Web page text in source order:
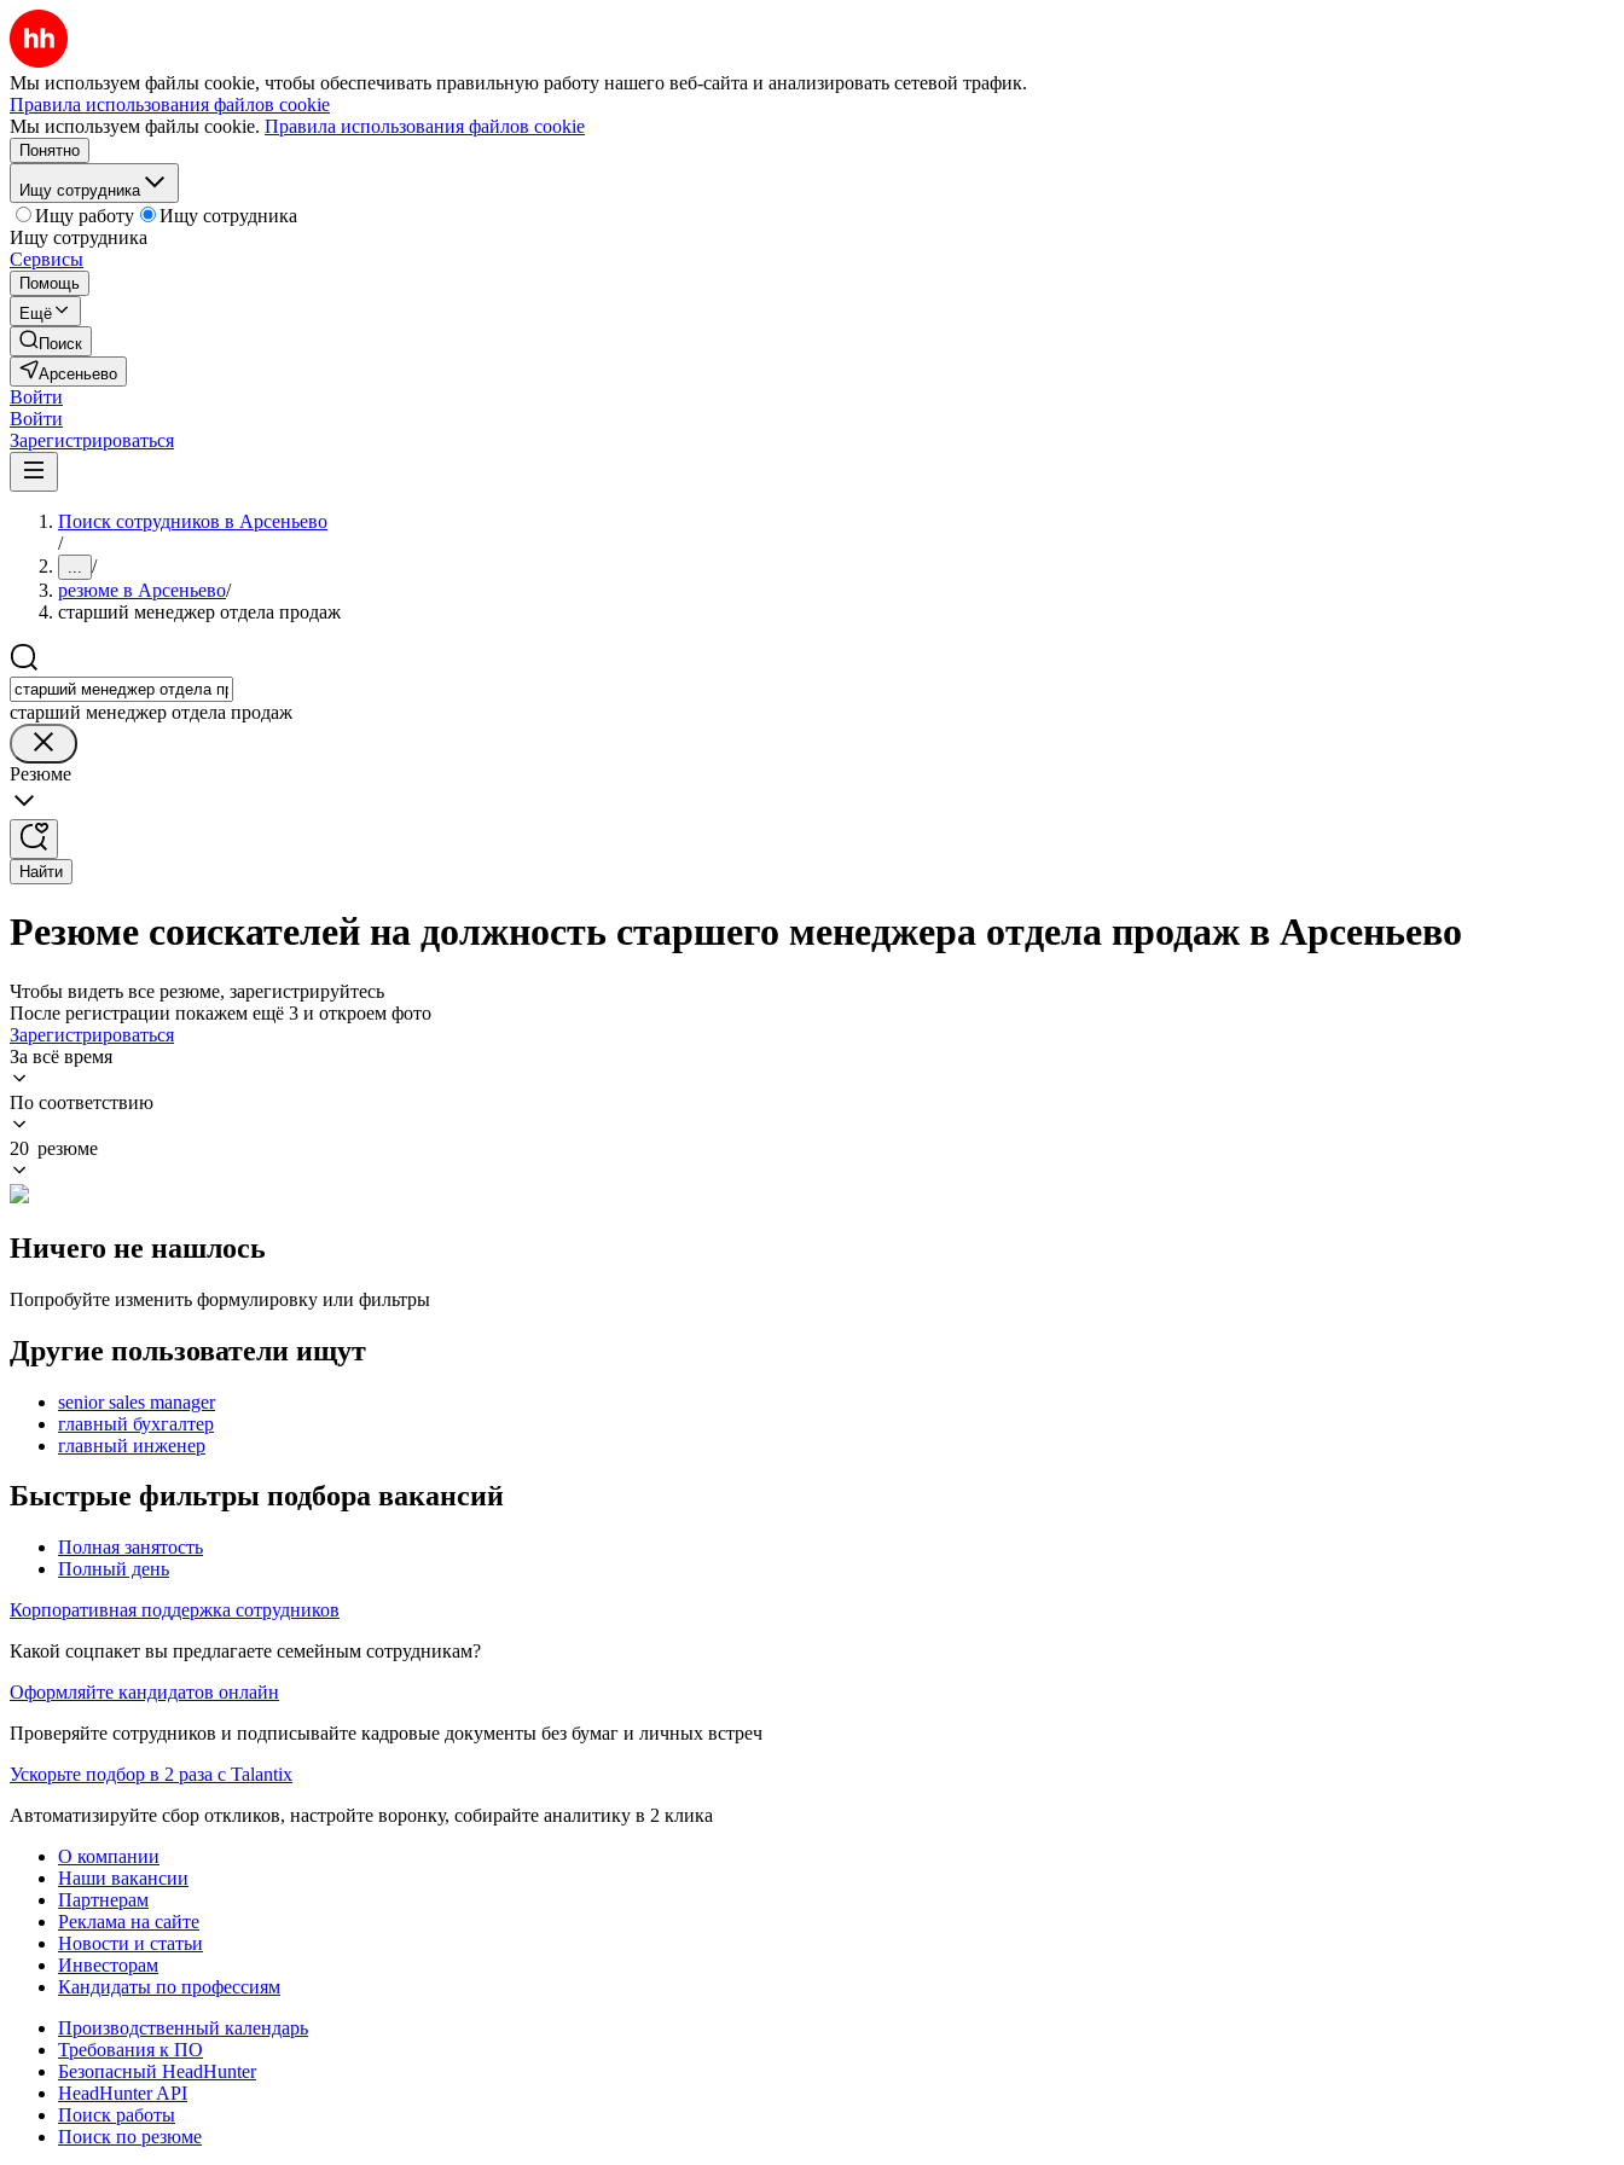
Мы используем файлы cookie, чтобы обеспечивать правильную работу нашего веб-сайта и анализировать сетевой трафик.
Правила использования файлов cookie
Мы используем файлы cookie. Правила использования файлов cookie
Понятно
Ищу сотрудника
Ищу работу
Ищу сотрудника
Ищу сотрудника
Сервисы
Помощь
Ещё
Поиск
Арсеньево
Войти
Войти
Зарегистрироваться
Поиск сотрудников в Арсеньево
/
... /
резюме в Арсеньево/
старший менеджер отдела продаж
старший менеджер отдела продаж
Резюме
Найти
Резюме соискателей на должность старшего менеджера отдела продаж в Арсеньево
Чтобы видеть все резюме, зарегистрируйтесь
После регистрации покажем ещё 3 и откроем фото
Зарегистрироваться
За всё время
По соответствию
20 резюме
Ничего не нашлось
Попробуйте изменить формулировку или фильтры
Другие пользователи ищут
senior sales manager
главный бухгалтер
главный инженер
Быстрые фильтры подбора вакансий
Полная занятость
Полный день
Корпоративная поддержка сотрудников
Какой соцпакет вы предлагаете семейным сотрудникам?
Оформляйте кандидатов онлайн
Проверяйте сотрудников и подписывайте кадровые документы без бумаг и личных встреч
Ускорьте подбор в 2 раза с Talantix
Автоматизируйте сбор откликов, настройте воронку, собирайте аналитику в 2 клика
О компании
Наши вакансии
Партнерам
Реклама на сайте
Новости и статьи
Инвесторам
Кандидаты по профессиям
Производственный календарь
Требования к ПО
Безопасный HeadHunter
HeadHunter API
Поиск работы
Поиск по резюме